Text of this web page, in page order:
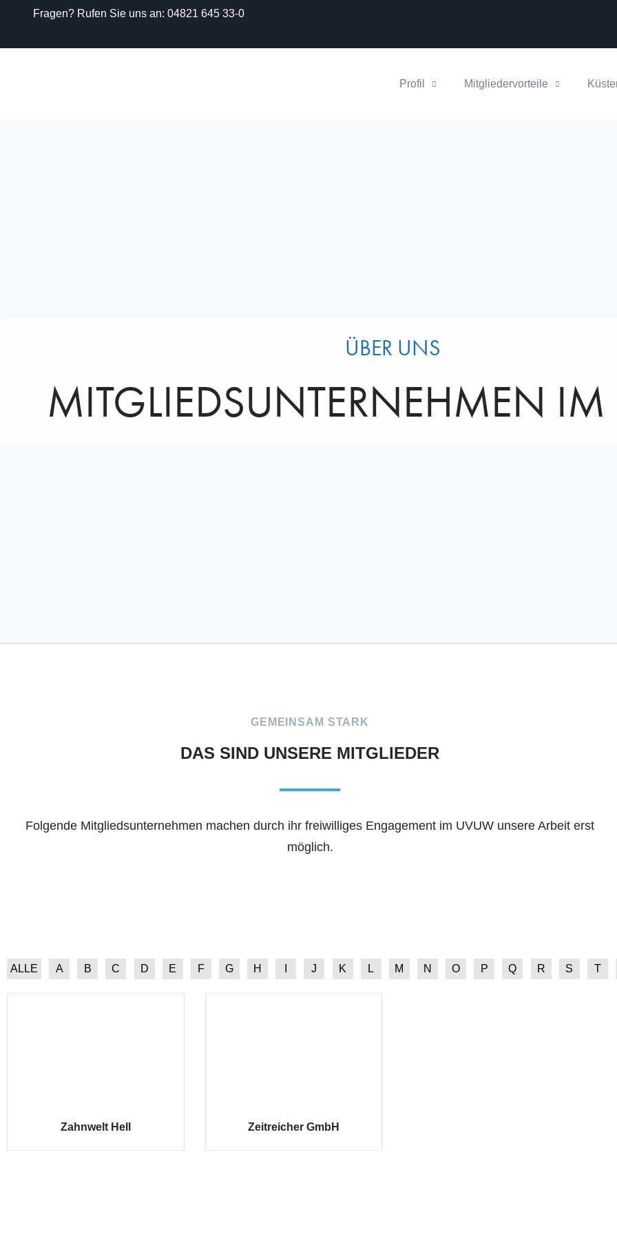
Fragen? Rufen Sie uns an: 04821 645 33-0
Profil Mitgliedervorteile
ÜBER UNS
MITGLIEDSUNTERNEHMEN
GEMEINSAM STARK
DAS SIND UNSERE MITGLIEDER
Folgende Mitgliedsunternehmen machen durch ihr freiwilliges Engagement im UVUW unsere Arbeit erst
möglich.
ALLE A B C D E F G H J K L M N O P Q R S T
Zahnwelt Hell Zeitreicher GmbH